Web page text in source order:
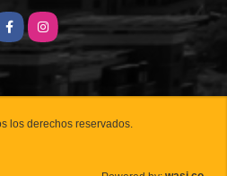
Instagram
los derechos reservados.